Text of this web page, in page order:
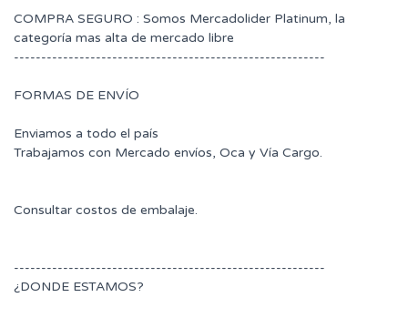
COMPRA SEGURO : Somos Mercadolider Platinum, la
categoría mas alta de mercado libre
---------------------------------------------------------
FORMAS DE ENVÍO
Enviamos a todo el país
Trabajamos con Mercado envíos, Oca y Vía Cargo.
Consultar costos de embalaje.
---------------------------------------------------------
¿DONDE ESTAMOS?